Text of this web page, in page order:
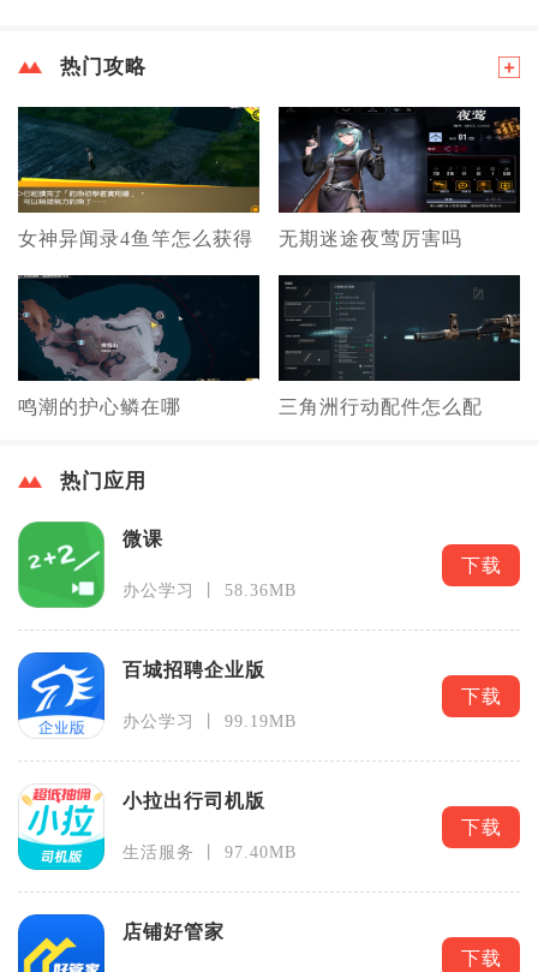
热门攻略
女神异闻录4鱼竿怎么获得 无期迷途夜莺厉害吗
鸣潮的护心鳞在哪 三角洲行动配件怎么配
热门应用
微课
办公学习 丨 58.36MB
下载
百城招聘企业版
办公学习 丨 99.19MB
下载
小拉出行司机版
生活服务 丨 97.40MB
下载
店铺好管家
下载